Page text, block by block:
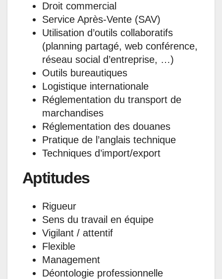
Droit commercial
Service Après-Vente (SAV)
Utilisation d’outils collaboratifs
(planning partagé, web conférence,
réseau social d’entreprise, …)
Outils bureautiques
Logistique internationale
Réglementation du transport de
marchandises
Réglementation des douanes
Pratique de l’anglais technique
Techniques d’import/export
Aptitudes
Rigueur
Sens du travail en équipe
Vigilant / attentif
Flexible
Management
Déontologie professionnelle